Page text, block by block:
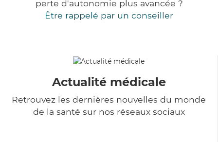
perte d'autonomie plus avancée ?
Être rappelé par un conseiller
Actualité médicale
Retrouvez les dernières nouvelles du monde
de la santé sur nos réseaux sociaux